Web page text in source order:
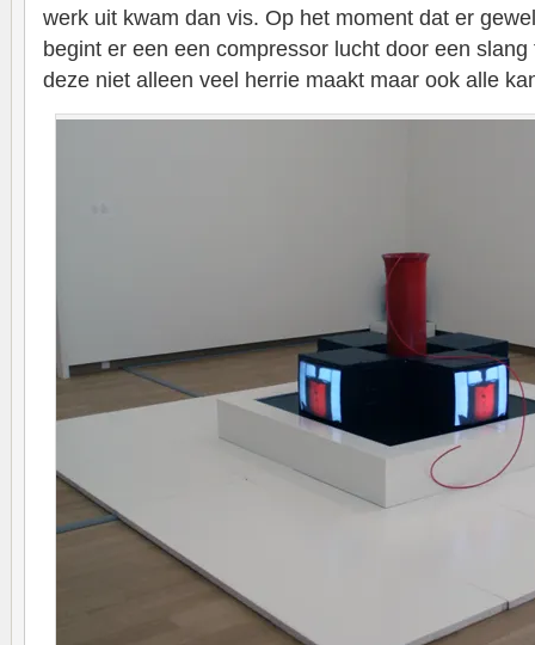
werk uit kwam dan vis. Op het moment dat er
begint er een een compressor lucht door een
deze niet alleen veel herrie maakt maar ook alle